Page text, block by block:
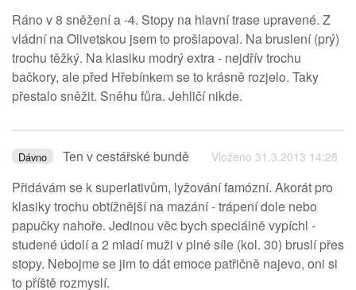
Ráno v 8 sněžení a -4. Stopy na hlavní trase upravené. Z
vládní na Olivetskou jsem to prošlapoval. Na bruslení (prý)
trochu těžký. Na klasiku modrý extra - nejdřív trochu
bačkory, ale před Hřebínkem se to krásně rozjelo. Taky
přestalo sněžit. Sněhu fůra. Jehličí nikde.
Dávno Ten v cestářské bundě Vloženo 31.3.2013 14:28
Přidávám se k superlativům, lyžování famózní. Akorát pro
klasiky trochu obtížnější na mazání - trápení dole nebo
papučky nahoře. Jedinou věc bych speciálně vypíchl -
studené údolí a 2 mladí muži v plné síle (kol. 30) bruslí přes
stopy. Nebojme se jim to dát emoce patřičně najevo, oni si
to příště rozmyslí.